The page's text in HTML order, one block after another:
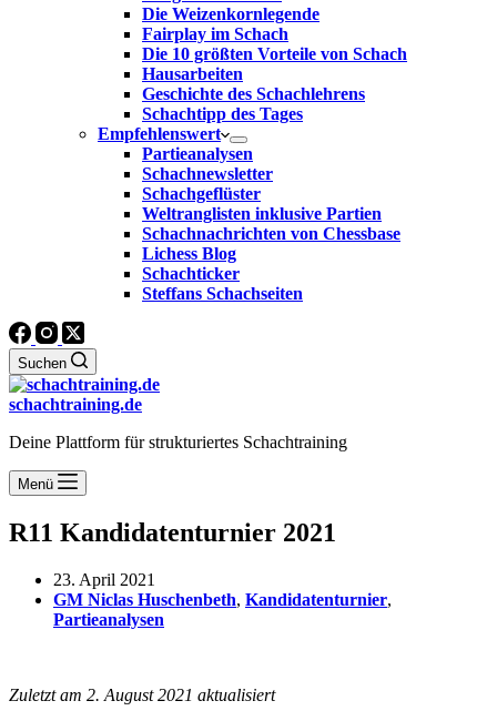
Die Weizenkornlegende
Fairplay im Schach
Die 10 größten Vorteile von Schach‎
Hausarbeiten
Geschichte des Schachlehrens
Schachtipp des Tages
Empfehlenswert
Partieanalysen
Schachnewsletter
Schachgeflüster
Weltranglisten inklusive Partien
Schachnachrichten von Chessbase
Lichess Blog
Schachticker
Steffans Schachseiten
Suchen
schachtraining.de
Deine Plattform für strukturiertes Schachtraining
Menü
R11 Kandidatenturnier 2021
23. April 2021
GM Niclas Huschenbeth, Kandidatenturnier,
Partieanalysen
Zuletzt am 2. August 2021 aktualisiert